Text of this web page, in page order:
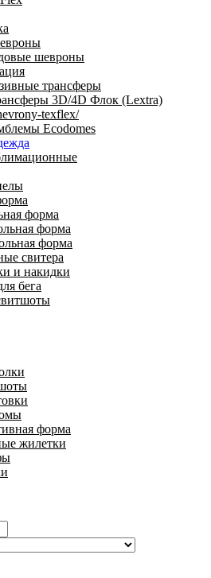
шевроны
трансферы
3D/4D Флок (Lextra)
texflex/
Ecodomes
форма
форма
форма
свитера
и накидки
бега
форма
жилетки